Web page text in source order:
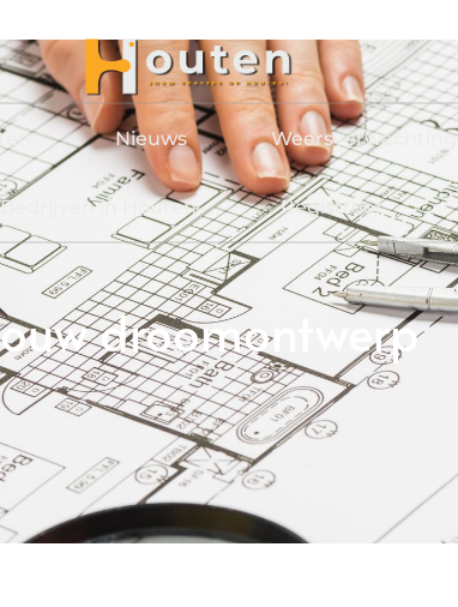
Nieuws Weersverwachting
Bedrijven in Houten Registreer
droomontwerp